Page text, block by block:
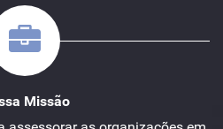
Missão